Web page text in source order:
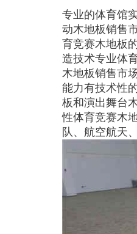
专业的体育馆
动木地板销售
育竞赛木地板
造技术专业体
木地板销售市
能力有技术性
板和演出舞台
性体育竞赛木
队、航空航天